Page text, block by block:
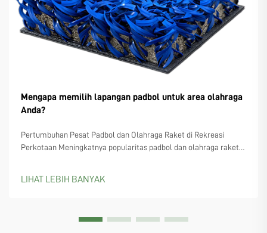
Mengapa memilih lapangan padbol untuk area olahraga
Anda?
Pertumbuhan Pesat Padbol dan Olahraga Raket di Rekreasi
Perkotaan Meningkatnya popularitas padbol dan olahraga raket
karena semakin banyak orang yang...
LIHAT LEBIH BANYAK